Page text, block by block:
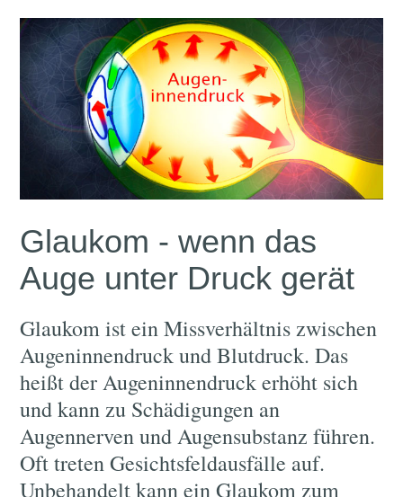
Glaukom - wenn das
Auge unter Druck gerät
Glaukom ist ein Missverhältnis zwischen
Augeninnendruck und Blutdruck. Das
heißt der Augeninnendruck erhöht sich
und kann zu Schädigungen an
Augennerven und Augensubstanz führen.
Oft treten Gesichtsfeldausfälle auf.
Unbehandelt kann ein Glaukom zum